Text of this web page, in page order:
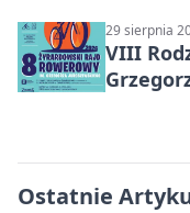
29 sierpnia
VIII
Ostatnie